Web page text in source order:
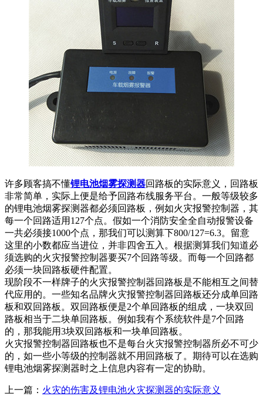
许多顾客搞不懂锂电池烟雾探测器回路板的实际意义，回路板
非常简单，实际上便是给予回路布线服务平台。一般等级较多
的锂电池烟雾探测器都必须回路板，例如火灾报警控制器，其
每一个回路适用127个点。假如一个消防安全全自动报警设备
一共必须接1000个点，那我们可以测算下800/127=6.3。留意
这里的小数都应当进位，并非四舍五入。根据测算我们知道必
须选购的火灾报警控制器要买7个回路等级。而每一个回路都
必须一块回路板硬件配置。
现阶段不一样牌子的火灾报警控制器回路板是不能相互之间替
代应用的。一些知名品牌火灾报警控制器回路板还分成单回路
板和双回路板。双回路板便是2个单回路板的组成，一块双回
路板相当于二块单回路板。例如我有个系统软件是7个回路
的，那我能用3块双回路板和一块单回路板。
火灾报警控制器回路板也不是每台火灾报警控制器所必不可少
的，如一些小等级的控制器就不用回路板了。期待可以在选购
锂电池烟雾探测器时之上信息内容有一定的协助。
上一篇： 火灾的伤害及锂电池火灾探测器的实际意义